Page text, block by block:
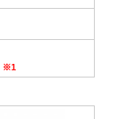
※1